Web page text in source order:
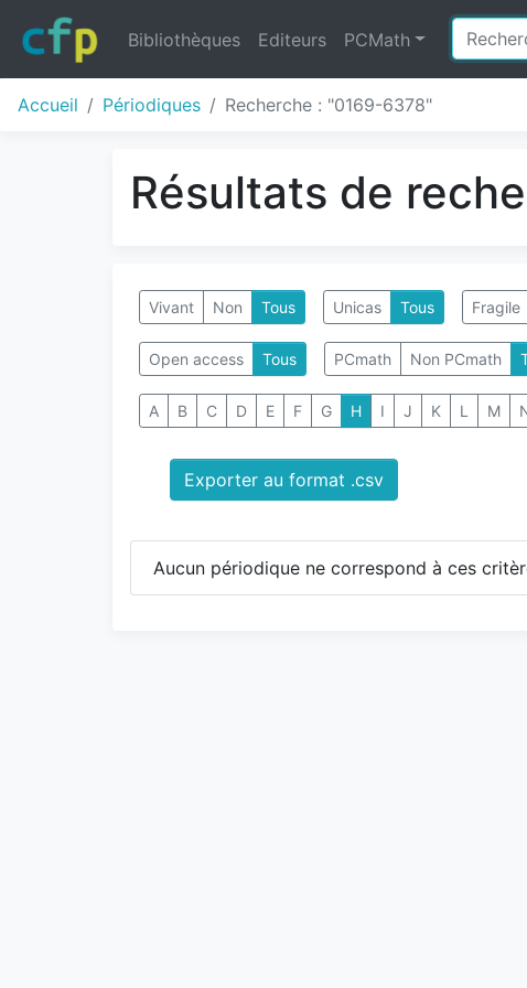
Bibliothèques Editeurs PCMath
Accueil Périodiques Recherche : "0169-6378"
Résultats de
Vivant Non Tous Unicas Tous Fragile
Open access Tous PCmath Non PCmath
A B C D E F G H I J K L M
Exporter au format .csv
Aucun périodique ne correspond à ces